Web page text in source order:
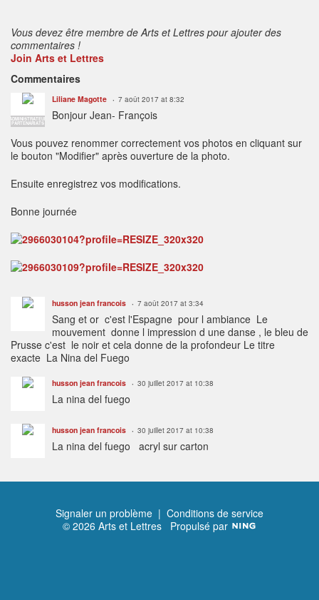
Vous devez être membre de Arts et Lettres pour ajouter des
commentaires !
Join Arts et Lettres
Commentaires
ADMINISTRATEUR
PARTENARIATS
Liliane Magotte 7 août 2017 at 8:32
Bonjour Jean- François
Vous pouvez renommer correctement vos photos en cliquant sur
le bouton "Modifier" après ouverture de la photo.
Ensuite enregistrez vos modifications.
Bonne journée
husson jean francois 7 août 2017 at 3:34
Sang et or c'est l'Espagne pour l ambiance Le
mouvement donne l impression d une danse , le bleu de
Prusse c'est le noir et cela donne de la profondeur Le titre
exacte La Nina del Fuego
husson jean francois 30 juillet 2017 at 10:38
La nina del fuego
husson jean francois 30 juillet 2017 at 10:38
La nina del fuego acryl sur carton
Signaler un problème | Conditions de service
© 2026 Arts et Lettres Propulsé par